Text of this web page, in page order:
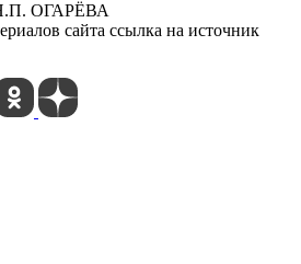
ОГАРЁВА
сайта ссылка на источник